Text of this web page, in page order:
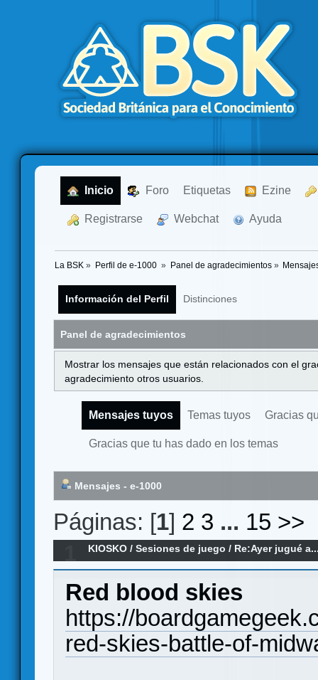
Inicio Foro Etiquetas Ezine
Registrarse Webchat Ayuda
La BSK » Perfil de e-1000 » Panel de agradecimientos»
Información del Perfil Distinciones
Panel de agradecimientos
Mostrar los mensajes que están relacionados con el
agradecimiento otros usuarios.
Mensajes tuyos Temas tuyos Gracias
Gracias que tu has dado en los temas
Mensajes - e-1000
Páginas: [1] 2 3 ... 15 >>
KIOSKO /Sesiones de juego / Re:Ayer jugué
Red blood skies
https://
red-skies-battle-of-